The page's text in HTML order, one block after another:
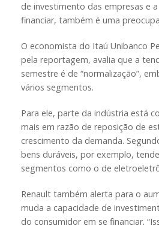
de investimento das empresas e
financiar, também é uma
O economista do Itaú Unibanco
pela reportagem, avalia que a
semestre é de “normalização”,
vários segmentos.
Para ele, parte da indústria está
mais em razão de reposição de
crescimento da demanda.
bens duráveis, por exemplo,
segmentos como o de
Renault também alerta para o
muda a capacidade de
do consumidor em se financiar.